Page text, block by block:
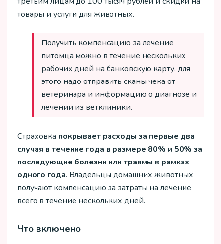
товары и услуги для животных.
Получить компенсацию за лечение
питомца можно в течение нескольких
рабочих дней на банковскую карту, для
этого надо отправить сканы чека от
ветеринара и информацию о диагнозе и
лечении из ветклиники.
Страховка покрывает расходы за первые два
случая в течение года в размере 80% и 50% за
последующие болезни или травмы в рамках
одного года. Владельцы домашних животных
получают компенсацию за затраты на лечение
всего в течение нескольких дней.
Что включено